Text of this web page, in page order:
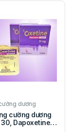
dương
cường dương
Dapoxetine